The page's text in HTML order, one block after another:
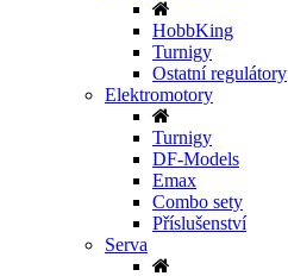
HobbKing
Turnigy
Ostatní regulátory
Elektromotory
Turnigy
DF-Models
Emax
Combo sety
Příslušenství
Serva